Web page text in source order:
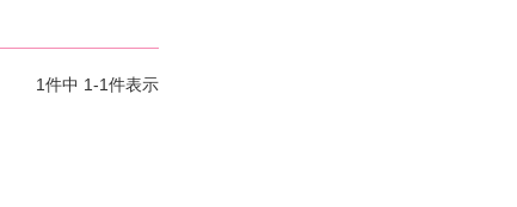
1件中 1-1件表示